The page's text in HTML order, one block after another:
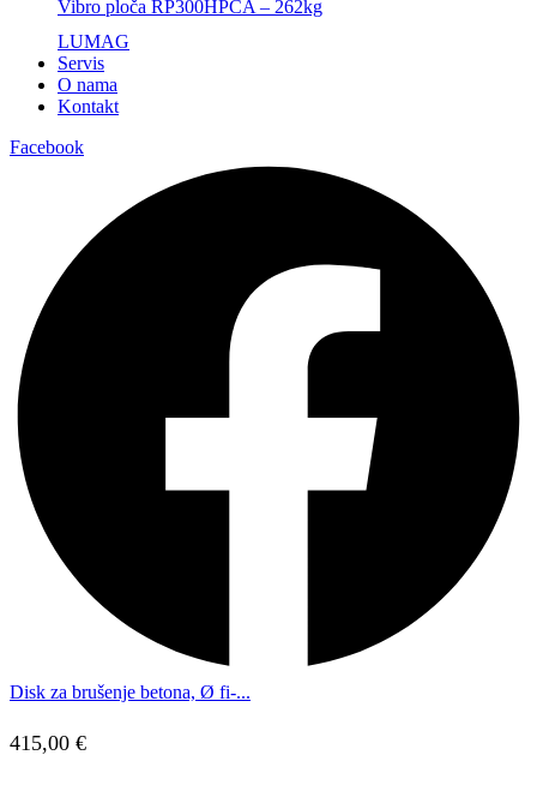
Vibro ploča RP300HPCA – 262kg
LUMAG
Servis
O nama
Kontakt
Facebook
Disk za brušenje betona, Ø fi-...
415,00 €